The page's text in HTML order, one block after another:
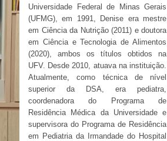
Universidade Federal de Minas Gerais
(UFMG), em 1991, Denise era mestre
em Ciência da Nutrição (2011) e doutora
em Ciência e Tecnologia de Alimentos
(2020), ambos os títulos obtidos na
UFV. Desde 2010, atuava na instituição.
Atualmente, como técnica de nível
superior da DSA, era pediatra,
coordenadora do Programa de
Residência Médica da Universidade e
supervisora do Programa de Residência
em Pediatria da Irmandade do Hospital